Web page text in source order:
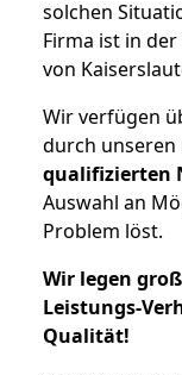
solchen
Firma ist in
von
Wir verfügen
durch
qualifizierten
Auswahl an
Problem löst.
Wir legen
Leistungs-
Qualität!